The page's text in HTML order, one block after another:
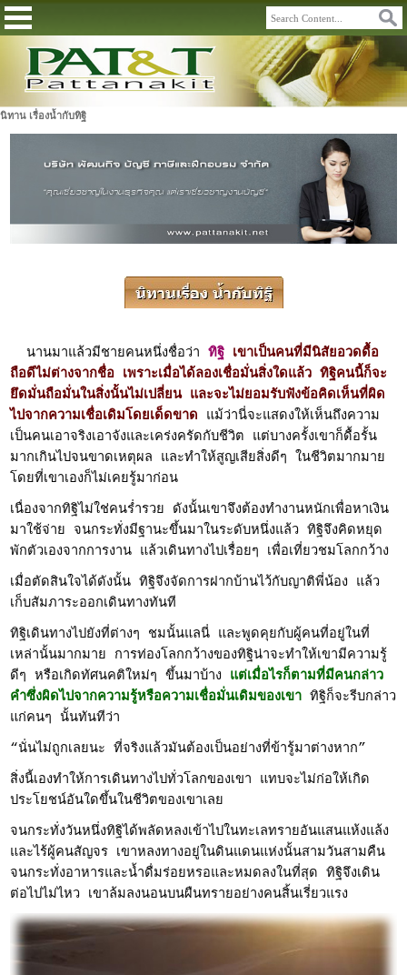
นิทาน เรื่องน้ำกับทิฐิ
นานมาแล้วมีชายคนหนึ่งชื่อว่า ทิฐิ เขาเป็นคนที่มีนิสัยอวดดื้อ
ถือดีไม่ต่างจากชื่อ เพราะเมื่อได้ลองเชื่อมั่นสิ่งใดแล้ว ทิฐิคนนี้ก็จะ
ยึดมั่นถือมั่นในสิ่งนั้นไม่เปลี่ยน และจะไม่ยอมรับฟังข้อคิดเห็นที่ผิด
ไปจากความเชื่อเดิมโดยเด็ดขาด แม้ว่านี่จะแสดงให้เห็นถึงความ
เป็นคนเอาจริงเอาจังและเคร่งครัดกับชีวิต แต่บางครั้งเขาก็ดื้อรั้น
มากเกินไปจนขาดเหตุผล และทำให้สูญเสียสิ่งดีๆ ในชีวิตมากมาย
โดยที่เขาเองก็ไม่เคยรู้มาก่อน
เนื่องจากทิฐิไม่ใช่คนร่ำรวย ดังนั้นเขาจึงต้องทำงานหนักเพื่อหาเงิน
มาใช้จ่าย จนกระทั่งมีฐานะขึ้นมาในระดับหนึ่งแล้ว ทิฐิจึงคิดหยุด
พักตัวเองจากการงาน แล้วเดินทางไปเรื่อยๆ เพื่อเที่ยวชมโลกกว้าง
เมื่อตัดสินใจได้ดังนั้น ทิฐิจึงจัดการฝากบ้านไว้กับญาติพี่น้อง แล้ว
เก็บสัมภาระออกเดินทางทันที
ทิฐิเดินทางไปยังที่ต่างๆ ชมนั้นแลนี่ และพูดคุยกับผู้คนที่อยู่ในที่
เหล่านั้นมากมาย การท่องโลกกว้างของทิฐิน่าจะทำให้เขามีความรู้
ดีๆ หรือเกิดทัศนคติใหม่ๆ ขึ้นมาบ้าง แต่เมื่อไรก็ตามที่มีคนกล่าว
คำซึ่งผิดไปจากความรู้หรือความเชื่อมั่นเดิมของเขา ทิฐิก็จะรีบกล่าว
แก่คนๆ นั้นทันทีว่า
“นั่นไม่ถูกเลยนะ ที่จริงแล้วมันต้องเป็นอย่างที่ข้ารู้มาต่างหาก”
สิ่งนี้เองทำให้การเดินทางไปทั่วโลกของเขา แทบจะไม่ก่อให้เกิด
ประโยชน์อันใดขึ้นในชีวิตของเขาเลย
จนกระทั่งวันหนึ่งทิฐิได้พลัดหลงเข้าไปในทะเลทรายอันแสนแห้งแล้ง
และไร้ผู้คนสัญจร เขาหลงทางอยู่ในดินแดนแห่งนั้นสามวันสามคืน
จนกระทั่งอาหารและน้ำดื่มร่อยหรอและหมดลงในที่สุด ทิฐิจึงเดิน
ต่อไปไม่ไหว เขาล้มลงนอนบนผืนทรายอย่างคนสิ้นเรี่ยวแรง